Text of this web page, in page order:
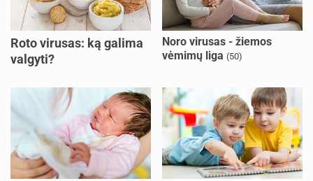
Roto virusas: ką galima
valgyti?
Noro virusas - žiemos
vėmimų liga (50)